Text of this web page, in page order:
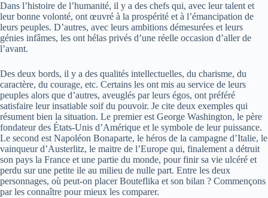
Dans l’histoire de l’humanité, il y a des chefs qui, avec leur talent et
leur bonne volonté, ont œuvré à la prospérité et à l’émancipation de
leurs peuples. D’autres, avec leurs ambitions démesurées et leurs
génies infâmes, les ont hélas privés d’une réelle occasion d’aller de
l’avant.
Des deux bords, il y a des qualités intellectuelles, du charisme, du
caractère, du courage, etc. Certains les ont mis au service de leurs
peuples alors que d’autres, aveuglés par leurs égos, ont préféré
satisfaire leur insatiable soif du pouvoir. Je cite deux exemples qui
résument bien la situation. Le premier est George Washington, le père
fondateur des États-Unis d’Amérique et le symbole de leur puissance.
Le second est Napoléon Bonaparte, le héros de la campagne d’Italie, le
vainqueur d’Austerlitz, le maitre de l’Europe qui, finalement a détruit
son pays la France et une partie du monde, pour finir sa vie ulcéré et
perdu sur une petite ile au milieu de nulle part. Entre les deux
personnages, où peut-on placer Bouteflika et son bilan ? Commençons
par les connaître pour mieux les comparer.